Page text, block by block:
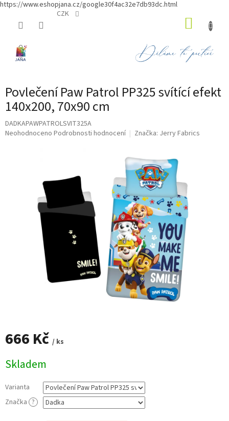
https://www.eshopjana.cz/google30f4ac32e7db93dc.html
CZK
Povlečení Paw Patrol PP325 svítící efekt
140x200, 70x90 cm
DADKAPAWPATROLSVIT325A
Průměrné
Neohodnoceno Podrobnosti hodnocení Značka: Jerry Fabrics
666 Kč / ks
cena:
Skladem
Varianta
Značka ?